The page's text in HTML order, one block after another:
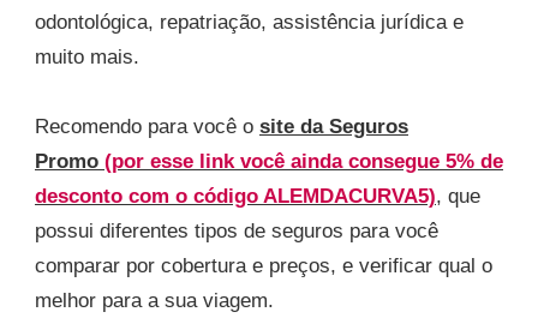
odontológica, repatriação, assistência jurídica e
muito mais.
Recomendo para você o site da Seguros
Promo (por esse link você ainda consegue 5% de
desconto com o código ALEMDACURVA5), que
possui diferentes tipos de seguros para você
comparar por cobertura e preços, e verificar qual o
melhor para a sua viagem.